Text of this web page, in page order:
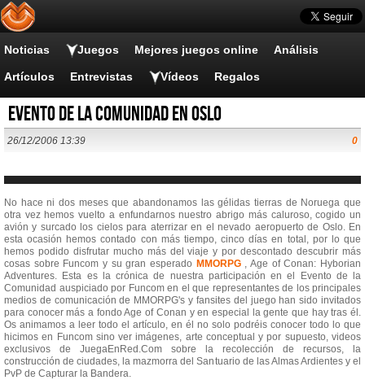
Noticias Juegos Mejores juegos online Análisis
Artículos Entrevistas Vídeos Regalos
Evento de la Comunidad en Oslo
26/12/2006 13:39 0
No hace ni dos meses que abandonamos las gélidas tierras de Noruega que
otra vez hemos vuelto a enfundarnos nuestro abrigo más caluroso, cogido un
avión y surcado los cielos para aterrizar en el nevado aeropuerto de Oslo. En
esta ocasión hemos contado con más tiempo, cinco días en total, por lo que
hemos podido disfrutar mucho más del viaje y por descontado descubrir más
cosas sobre Funcom y su gran esperado MMORPG, Age of Conan: Hyborian
Adventures. Esta es la crónica de nuestra participación en el Evento de la
Comunidad auspiciado por Funcom en el que representantes de los principales
medios de comunicación de MMORPG's y fansites del juego han sido invitados
para conocer más a fondo Age of Conan y en especial la gente que hay tras él.
Os animamos a leer todo el artículo, en él no solo podréis conocer todo lo que
hicimos en Funcom sino ver imágenes, arte conceptual y por supuesto, videos
exclusivos de JuegaEnRed.Com sobre la recolección de recursos, la
construcción de ciudades, la mazmorra del Santuario de las Almas Ardientes y el
PvP de Capturar la Bandera.